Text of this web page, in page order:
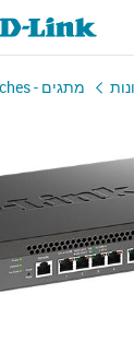
מתגים - Switches